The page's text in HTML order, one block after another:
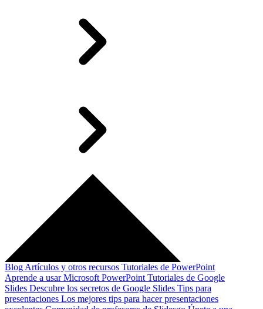
Blog Artículos y otros recursos Tutoriales de PowerPoint
Aprende a usar Microsoft PowerPoint Tutoriales de Google
Slides Descubre los secretos de Google Slides Tips para
presentaciones Los mejores tips para hacer presentaciones